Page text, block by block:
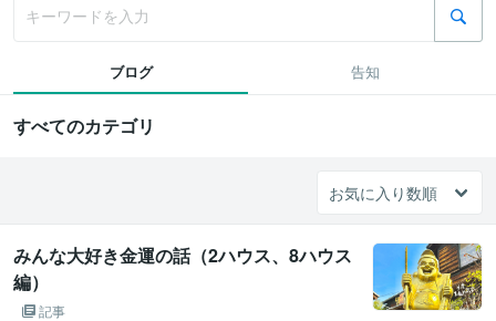
ブログ 告知
すべてのカテゴリ
みんな大好き金運の話（2ハウス、8ハウス
編）
記事